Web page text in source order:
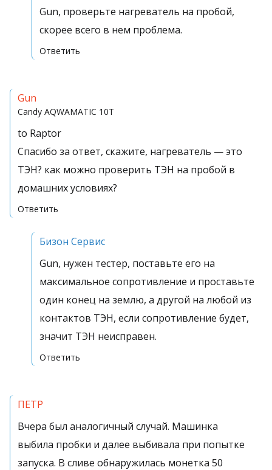
Gun, проверьте нагреватель на пробой,
скорее всего в нем проблема.
Ответить
Gun
Candy AQWAMATIC 10T
to Raptor
Спасибо за ответ, скажите, нагреватель — это
ТЭН? как можно проверить ТЭН на пробой в
домашних условиях?
Ответить
Бизон Сервис
Gun, нужен тестер, поставьте его на
максимальное сопротивление и проставьте
один конец на землю, а другой на любой из
контактов ТЭН, если сопротивление будет,
значит ТЭН неисправен.
Ответить
ПЕТР
Вчера был аналогичный случай. Машинка
выбила пробки и далее выбивала при попытке
запуска. В сливе обнаружилась монетка 50